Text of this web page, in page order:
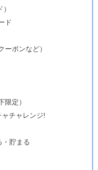
ド
ーポンなど）
限定）
チャレンジ!
・貯まる